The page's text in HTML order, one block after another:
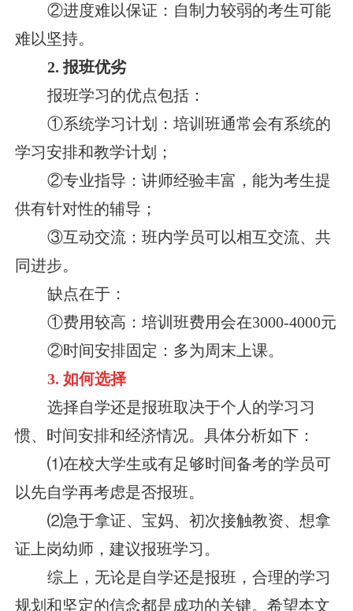
②进度难以保证：自制力较弱的考生可能
难以坚持。
2. 报班优劣
报班学习的优点包括：
①系统学习计划：培训班通常会有系统的
学习安排和教学计划；
②专业指导：讲师经验丰富，能为考生提
供有针对性的辅导；
③互动交流：班内学员可以相互交流、共
同进步。
缺点在于：
①费用较高：培训班费用会在3000-4000元
②时间安排固定：多为周末上课。
3. 如何选择
选择自学还是报班取决于个人的学习习
惯、时间安排和经济情况。具体分析如下：
⑴在校大学生或有足够时间备考的学员可
以先自学再考虑是否报班。
⑵急于拿证、宝妈、初次接触教资、想拿
证上岗幼师，建议报班学习。
综上，无论是自学还是报班，合理的学习
规划和坚定的信念都是成功的关键。希望本文